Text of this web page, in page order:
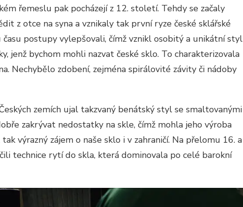
řemeslu pak pocházejí z 12. století. Tehdy se začaly
z otce na syna a vznikaly tak první ryze české sklářské
času postupy vylepšovali, čímž vznikl osobitý a unikátní styl
jenž bychom mohli nazvat české sklo. To charakterizovala
Nechybělo zdobení, zejména spirálovité závity či nádoby
zemích ujal takzvaný benátský styl se smaltovanými
zakrývat nedostatky na skle, čímž mohla jeho výroba
výrazný zájem o naše sklo i v zahraničí. Na přelomu 16. a
technice rytí do skla, která dominovala po celé barokní